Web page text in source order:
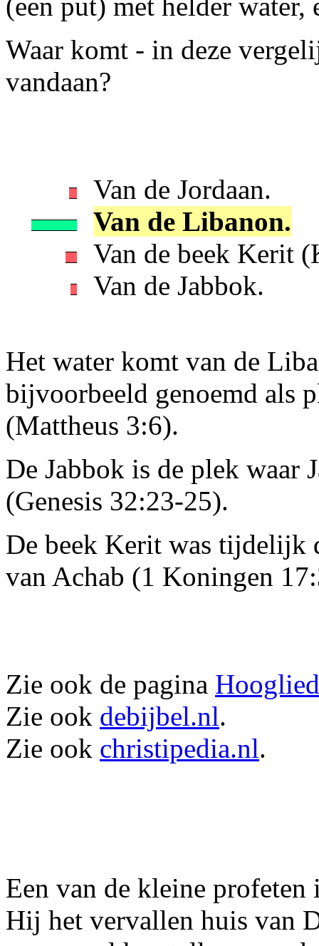
Waar komt - in deze
vandaan?
Van de Jordaan.
Van de Libanon.
Van de beek Kerit
Van de Jabbok.
Het water komt van de
bijvoorbeeld genoemd als
(Mattheus 3:6).
De Jabbok is de plek waar
(Genesis 32:23-25).
De beek Kerit was tijdelijk
van Achab (1 Koningen
Zie ook de pagina
Zie ook debijbel.nl.
Zie ook christipedia.nl.
Een van de kleine profeten
Hij het vervallen huis van